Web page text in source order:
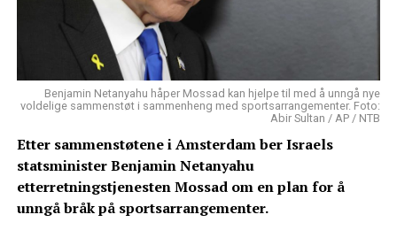
Benjamin Netanyahu håper Mossad kan hjelpe til med å unngå nye
voldelige sammenstøt i sammenheng med sportsarrangementer. Foto:
Abir Sultan / AP / NTB
Etter sammenstøtene i Amsterdam ber Israels
statsminister Benjamin Netanyahu
etterretningstjenesten Mossad om en plan for å
unngå bråk på sportsarrangementer.